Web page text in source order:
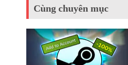
Cùng chuyên mục